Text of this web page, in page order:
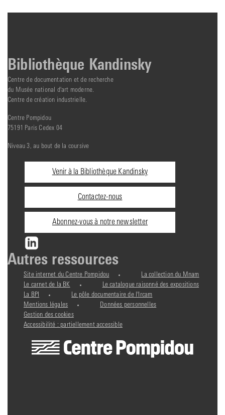
Bibliothèque Kandinsky
Centre de documentation et de recherche
du Musée national d'art moderne.
Centre de création industrielle.
Centre Pompidou
75191 Paris Cedex 04
Niveau 3, au bout de la coursive
Informations
pratiques
Venir à la Bibliothèque Kandinsky
Contactez-nous
Abonnez-vous à notre newsletter
Autres ressources
Site internet du Centre Pompidou
La collection du Mnam
Le carnet de la BK
Le catalogue raisonné des expositions
La BPI
Le pôle documentaire de l'Ircam
Mentions légales
Données personnelles
Gestion des cookies
Accessibilité : partiellement accessible